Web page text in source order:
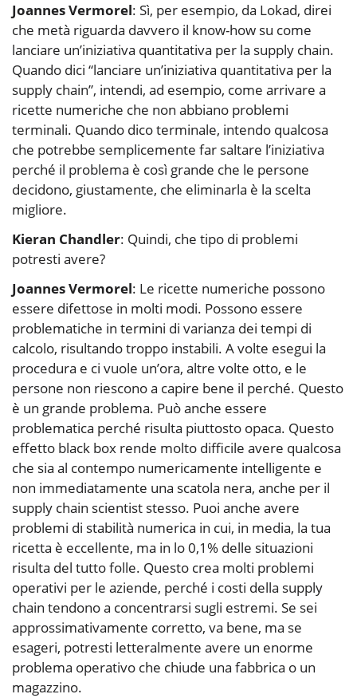
Joannes Vermorel: Sì, per esempio, da Lokad, direi
che metà riguarda davvero il know-how su come
lanciare un’iniziativa quantitativa per la supply chain.
Quando dici “lanciare un’iniziativa quantitativa per la
supply chain”, intendi, ad esempio, come arrivare a
ricette numeriche che non abbiano problemi
terminali. Quando dico terminale, intendo qualcosa
che potrebbe semplicemente far saltare l’iniziativa
perché il problema è così grande che le persone
decidono, giustamente, che eliminarla è la scelta
migliore.
Kieran Chandler: Quindi, che tipo di problemi
potresti avere?
Joannes Vermorel: Le ricette numeriche possono
essere difettose in molti modi. Possono essere
problematiche in termini di varianza dei tempi di
calcolo, risultando troppo instabili. A volte esegui la
procedura e ci vuole un’ora, altre volte otto, e le
persone non riescono a capire bene il perché. Questo
è un grande problema. Può anche essere
problematica perché risulta piuttosto opaca. Questo
effetto black box rende molto difficile avere qualcosa
che sia al contempo numericamente intelligente e
non immediatamente una scatola nera, anche per il
supply chain scientist stesso. Puoi anche avere
problemi di stabilità numerica in cui, in media, la tua
ricetta è eccellente, ma in lo 0,1% delle situazioni
risulta del tutto folle. Questo crea molti problemi
operativi per le aziende, perché i costi della supply
chain tendono a concentrarsi sugli estremi. Se sei
approssimativamente corretto, va bene, ma se
esageri, potresti letteralmente avere un enorme
problema operativo che chiude una fabbrica o un
magazzino.